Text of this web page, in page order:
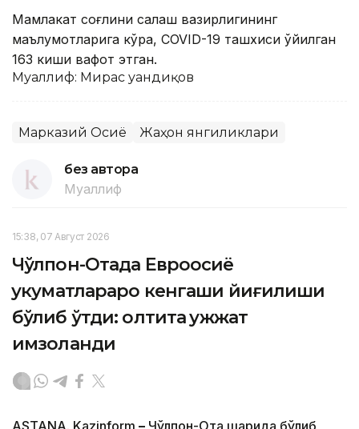
Мамлакат соғлиқни сақлаш вазирлигининг
маълумотларига кўра, COVID-19 ташхиси қўйилган
163 киши вафот этган.
Муаллиф: Мирас Қуандиқов
Марказий Осиё Жаҳон янгиликлари
без автора
Муаллиф
15:38, 07 Август 2026
Чўлпон-Отада Евроосиё
ҳукуматлараро кенгаши йиғилиши
бўлиб ўтди: олтита ҳужжат
имзоланди
ASTANA. Kazinform – Чўлпон-Ота шаҳрида бўлиб